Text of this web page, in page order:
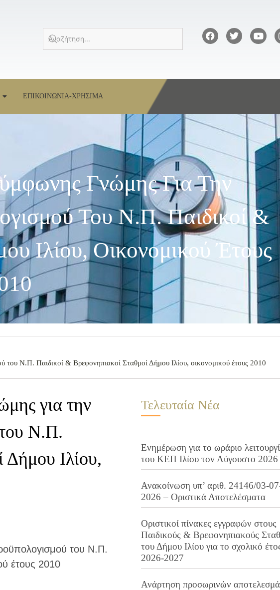
ΕΠΙΚΟΙΝΩΝΙΑ-ΧΡΗΣΙΜΑ
Γνώμης Για Την
Του Ν.Π. Παιδικοί &
Ιλίου, Οικονομικού Έτους
Ν.Π. Παιδικοί & Βρεφονηπιακοί Σταθμοί Δήμου Ιλίου, οικονομικού έτους 2010
για την
Ν.Π.
Δήμου Ιλίου,
του Ν.Π.
έτους 2010
Τελευταία Νέα
Ενημέρωση για το ωράριο
του ΚΕΠ Ιλίου τον Αύγουστο 2026
Ανακοίνωση υπ’ αριθ. 24146/03-
2026 – Οριστικά Αποτελέσματα
Οριστικοί πίνακες εγγραφών στους
Παιδικούς & Βρεφονηπιακούς
του Δήμου Ιλίου για το σχολικό
2026-2027
Ανάρτηση προσωρινών